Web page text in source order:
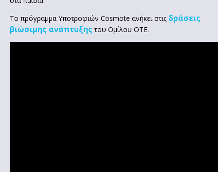
Το πρόγραμμα Υποτροφιών Cosmote ανήκει στις δράσεις
βιώσιμης ανάπτυξης του Ομίλου ΟΤΕ.